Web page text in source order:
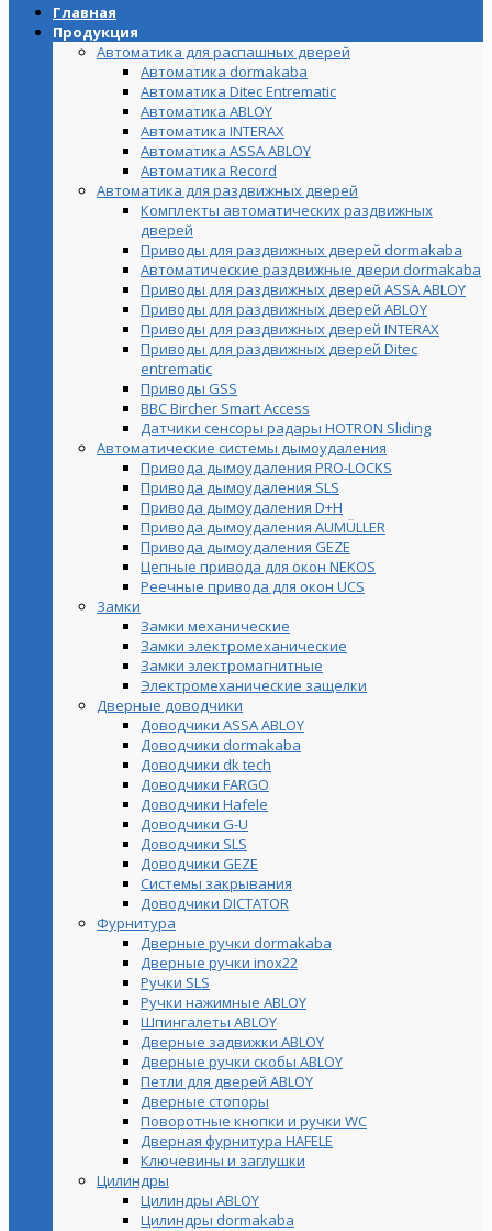
Главная
Продукция
Автоматика для распашных дверей
Автоматика dormakaba
Автоматика Ditec Entrematic
Автоматика ABLOY
Автоматика INTERAX
Автоматика ASSA ABLOY
Автоматика Record
Автоматика для раздвижных дверей
Комплекты автоматических раздвижных
дверей
Приводы для раздвижных дверей dormakaba
Автоматические раздвижные двери dormakaba
Приводы для раздвижных дверей ASSA ABLOY
Приводы для раздвижных дверей ABLOY
Приводы для раздвижных дверей INTERAX
Приводы для раздвижных дверей Ditec
entrematic
Приводы GSS
BBC Bircher Smart Access
Датчики сенсоры радары HOTRON Sliding
Автоматические системы дымоудаления
Привода дымоудаления PRO-LOCKS
Привода дымоудаления SLS
Привода дымоудаления D+H
Привода дымоудаления AUMÜLLER
Привода дымоудаления GEZE
Цепные привода для окон NEKOS
Реечные привода для окон UСS
Замки
Замки механические
Замки электромеханические
Замки электромагнитные
Электромеханические защелки
Дверные доводчики
Доводчики ASSA ABLOY
Доводчики dormakaba
Доводчики dk tech
Доводчики FARGO
Доводчики Hafele
Доводчики G-U
Доводчики SLS
Доводчики GEZE
Cистемы закрывания
Доводчики DICTATOR
Фурнитура
Дверные ручки dormakaba
Дверные ручки inox22
Ручки SLS
Ручки нажимные ABLOY
Шпингалеты ABLOY
Дверные задвижки ABLOY
Дверные ручки скобы ABLOY
Петли для дверей ABLOY
Дверные стопоры
Поворотные кнопки и ручки WC
Дверная фурнитура HAFELE
Ключевины и заглушки
Цилиндры
Цилиндры ABLOY
Цилиндры dormakaba